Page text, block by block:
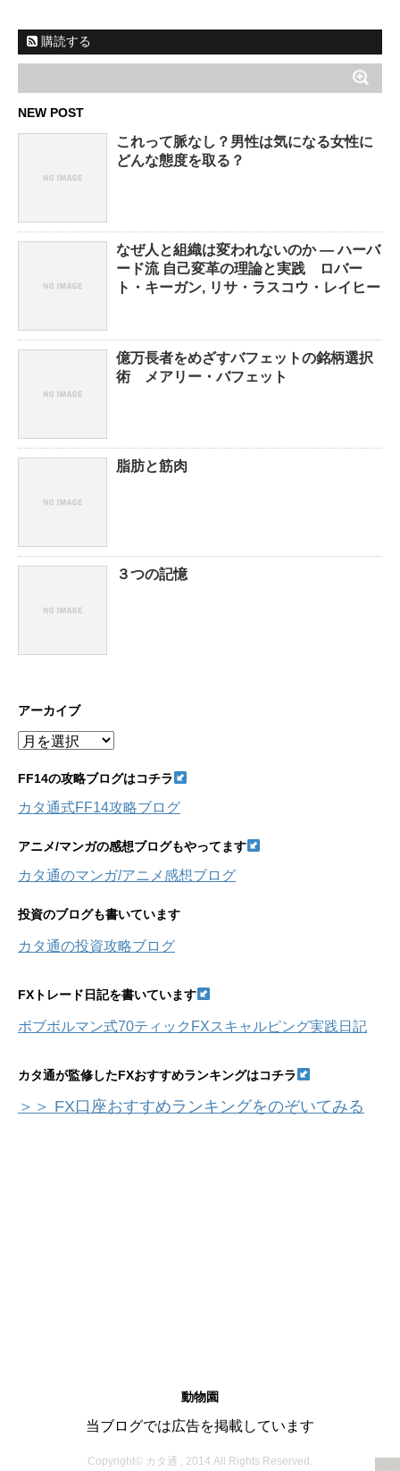
購読する
NEW POST
これって脈なし？男性は気になる女性に
どんな態度を取る？
なぜ人と組織は変われないのか ― ハーバ
ード流 自己変革の理論と実践 ロバー
ト・キーガン, リサ・ラスコウ・レイヒー
億万長者をめざすバフェットの銘柄選択
術 メアリー・バフェット
脂肪と筋肉
３つの記憶
アーカイブ
ア
カ
ブ
FF14の攻略ブログはコチラ
カタ通式FF14攻略ブログ
アニメ/マンガの感想ブログもやってます
カタ通のマンガ/アニメ感想ブログ
投資のブログも書いています
カタ通の投資攻略ブログ
FXトレード日記を書いています
ボブボルマン式70ティックFXスキャルピング実践日記
カタ通が監修したFXおすすめランキングはコチラ
＞＞ FX口座おすすめランキングをのぞいてみる
動物園
当ブログでは広告を掲載しています
Copyright© カタ通 , 2014 All Rights Reserved.